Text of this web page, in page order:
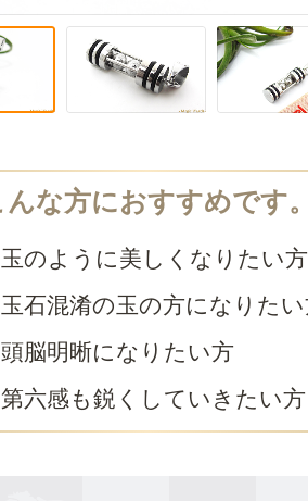
玉のように美しくなりたい方
玉石混淆の玉の方になりた
頭脳明晰になりたい方
第六感も鋭くしていきたい方